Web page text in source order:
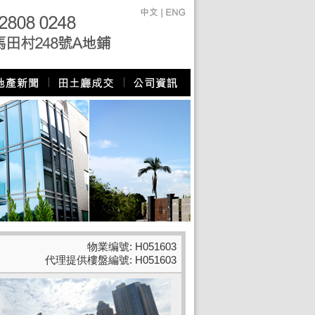
物業编號: H051603
代理提供樓盤編號: H051603